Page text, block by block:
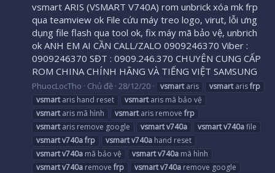
vsmart ARIS (VSMART V740A) rom unbrick xóa mk frp
qua teamview ok File cứu máy treo logo, virut, lỗi ưng
dụng file flash qua tool ok, fix máy mã bảo vệ, unbrich
ok ANH EM AI CẦN CALL/ZALO 0909246370 Viber :
0909246370 SĐT : 0909.246.370 CHUYÊN CUNG CẤP
ROM CHINA CHÍNH HÃNG VÀ TIẾNG VIỆT SAMSUNG
PhuocLocTho Chủ đề 28/12/20 vsmartaris vsmartarisfrp
vsmartaris hand reset vsmartaris mã bảo vệ
vsmartaris mã hình vsmartaris removefrp
vsmartaris remove google vsmartv740a vsmartv740afile
vsmartv740afrp vsmartv740a hand reset
vsmartv740a mã bảo vệ vsmartv740a mã hình
vsmartv740a removefrp vsmartv740a remove google